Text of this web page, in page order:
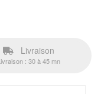
Livraison
: 30 à 45 mn